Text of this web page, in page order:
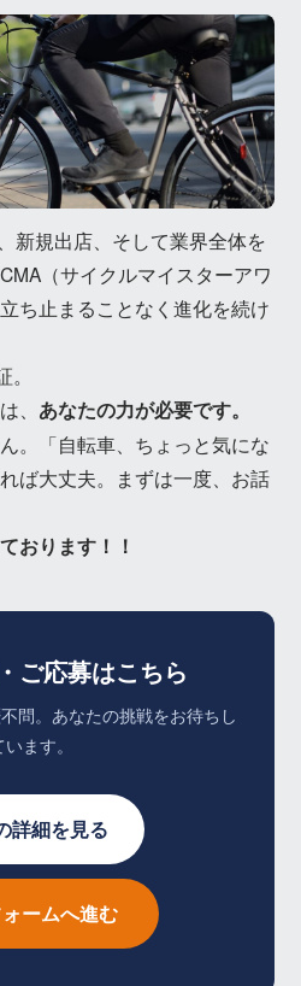
新規出店、そして業界全体を
（サイクルマイスターアワ
ち止まることなく進化を続け
、 あなたの力が必要です。
。「自転車、ちょっと気にな
ば大丈夫。まずは一度、お話
おります！！
ご応募はこちら
問。あなたの挑戦をお待ちし
います。
詳細を見る
ームへ進む